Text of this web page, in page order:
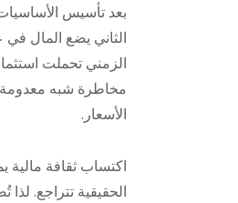
بعد تأسيس
الثاني يضع المال
الزمني تحملت
مخاطرة شبه معدومة
الأسعار.
اكتساب ثقافة مالية
الحقيقية تتراجع.